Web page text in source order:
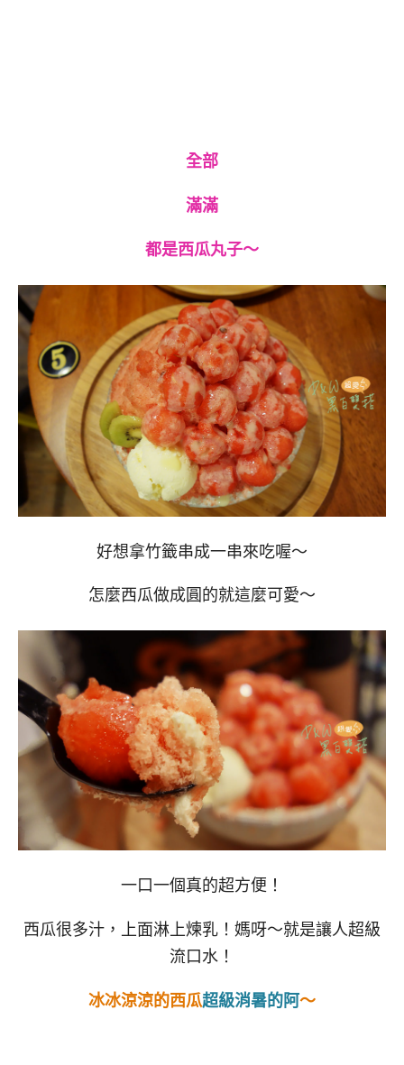
全部
滿滿
都是西瓜丸子～
好想拿竹籤串成一串來吃喔～
怎麼西瓜做成圓的就這麼可愛～
一口一個真的超方便！
西瓜很多汁，上面淋上煉乳！媽呀～就是讓人超級
流口水！
冰冰涼涼的西瓜超級消暑的阿～